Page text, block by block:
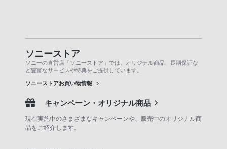
ソニーストア
ソニーの直営店「ソニーストア」では、オリジナル商品、長期保証な
ど豊富なサービスや特典をご提供しています。
ソニーストアお買い物情報
キャンペーン・オリジナル商品
現在実施中のさまざまなキャンペーンや、販売中のオリジナル商
品をご紹介します。